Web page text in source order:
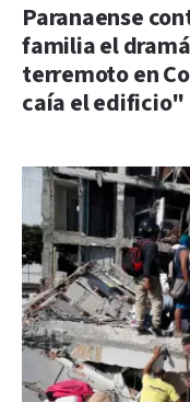
Paranaense
familia el
terremoto en
caía el edificio"